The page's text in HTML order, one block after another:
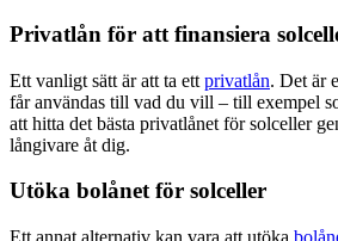
Privatlån för att finansiera
Ett vanligt sätt är att ta ett privatlån. Det är
får användas till vad du vill – till exempel
att hitta det bästa privatlånet för solceller
långivare åt dig.
Utöka bolånet för solceller